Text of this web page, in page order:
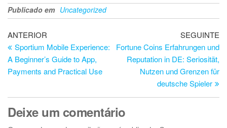
Publicado em Uncategorized
Navegação
de
artigos
Artigo
anterior
ANTERIOR
Sportium Mobile Experience:
A Beginner’s Guide to App,
Payments and Practical Use
SEGUINTE
Fortune Coins Erfahrungen und
Reputation in DE: Seriosität,
Nutzen und Grenzen für
deutsche Spieler
Deixe um comentário